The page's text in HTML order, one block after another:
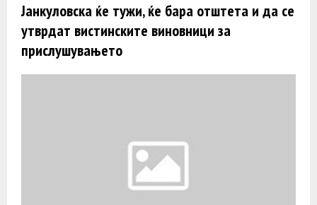
Јанкуловска ќе тужи, ќе бара отштета и да се
утврдат вистинските виновници за
прислушувањето